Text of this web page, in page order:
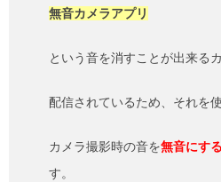
無音カメラアプリ
という音を消すことが出来る
配信されているため、それを
カメラ撮影時の音を無音にす
す。